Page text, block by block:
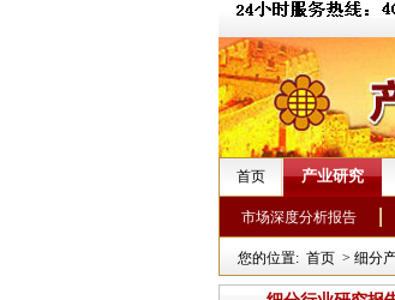
首页 产业研究
市场深度分析报告
您的位置: 首页 > 细分